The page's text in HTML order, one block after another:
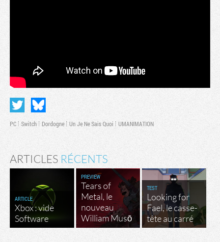
PC Switch Dordogne Un Je Ne Sais Quoi UMANIMATION
ARTICLES RÉCENTS
ARTICLE
Xbox : vide
Software
PREVIEW
Tears of
Metal, le
nouveau
William Musō
TEST
Looking for
Fael, le casse-
tête au carré